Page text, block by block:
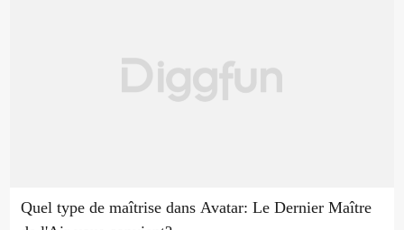
Quel type de maîtrise dans Avatar: Le Dernier Maître